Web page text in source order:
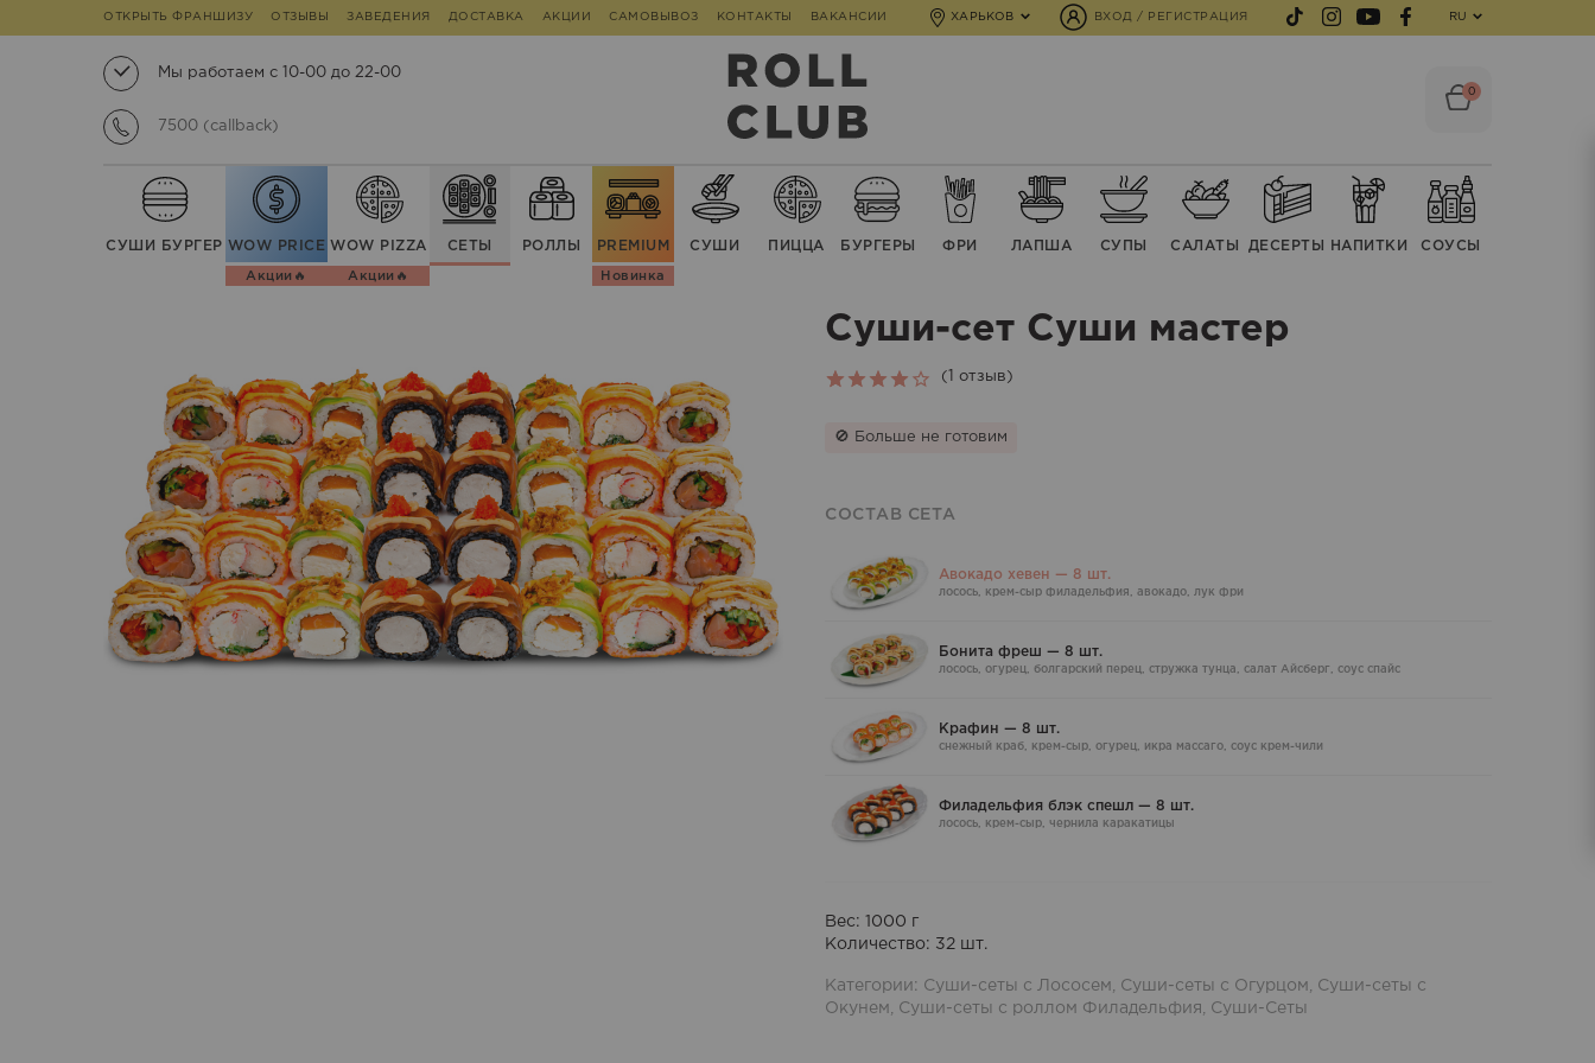
ОТКРЫТЬ ФРАНШИЗУ ОТЗЫВЫ ЗАВЕДЕНИЯ ДОСТАВКА АКЦИИ САМОВЫВОЗ КОНТАКТЫ ВАКАНСИИ ХАРЬКОВ ВХОД / РЕГИСТРАЦИЯ RU
Мы работаем с 10-00 до 22-00
7500 (callback)
0
СУШИ БУРГЕР WOW PRICE
Акции🔥
WOW PIZZA
Акции🔥
СЕТЫ РОЛЛЫ PREMIUM
Новинка
СУШИ ПИЦЦА БУРГЕРЫ ФРИ ЛАПША СУПЫ CАЛАТЫ ДЕСЕРТЫ НАПИТКИ СОУСЫ
Суши-сет Суши мастер
4.00out
on
( отзыв)
🚫 Больше не готовим
СОСТАВ СЕТА
Авокадо хевен — 8 шт.
лосось, крем-сыр филадельфия, авокадо, лук фри
Бонита фреш — 8 шт.
лосось, огурец, болгарский перец, стружка тунца, салат Айсберг, соус спайс
Крафин — 8 шт.
снежный краб, крем-сыр, огурец, икра массаго, соус крем-чили
Филадельфия блэк спешл — 8 шт.
лосось, крем-сыр, чернила каракатицы
Вес: 1000 г
Количество: 32 шт.
Категории: Суши-сеты с Лососем Суши-сеты с Огурцом
Суши-сеты с
Окунем
Суши-сеты с роллом Филадельфия Суши-Сеты